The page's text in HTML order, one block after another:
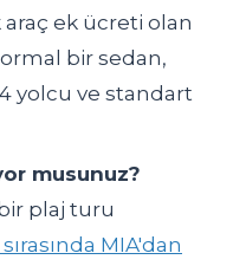
araç ek ücreti olan
bir sedan,
yolcu ve standart
musunuz?
plaj turu
MIA'dan